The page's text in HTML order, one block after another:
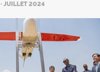
· JUILLET 2024